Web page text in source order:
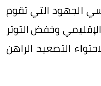
الجهود التي تقوم
وخفض التوتر
التصعيد الراهن